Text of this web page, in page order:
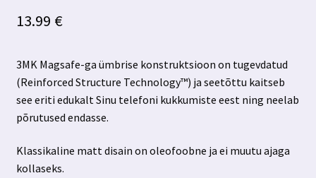
13.99 €
3MK Magsafe-ga ümbrise konstruktsioon on tugevdatud
(Reinforced Structure Technology™) ja seetõttu kaitseb
see eriti edukalt Sinu telefoni kukkumiste eest ning neelab
põrutused endasse.
Klassikaline matt disain on oleofoobne ja ei muutu ajaga
kollaseks.